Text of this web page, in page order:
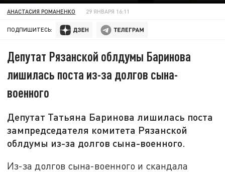
АНАСТАСИЯ РОМАНЕНКО 29 ЯНВАРЯ 16:11
ПОДПИШИТЕСЬ:
Депутат Рязанской облдумы Баринова
лишилась поста из-за долгов сына-
военного
Депутат Татьяна Баринова лишилась поста
зампредседателя комитета Рязанской
облдумы из-за долгов сына-военного.
Из-за долгов сына-военного и скандала